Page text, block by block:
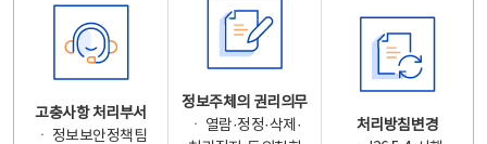
고충사항 처리부서
ㆍ 정보보안정책팀
정보주체의 권리의무
ㆍ 열람·정정·삭제·
처리방침변경